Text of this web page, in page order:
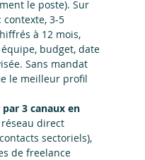
le poste). Sur
contexte, 3-5
à 12 mois,
budget, date
Sans mandat
le meilleur profil
par 3 canaux en
réseau direct
sectoriels),
de freelance